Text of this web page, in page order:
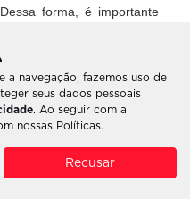
forma, é importante
pelos dados
forem adequados e
necessário para atingir
a navegação, fazemos uso de
seus dados pessoais
. Ao seguir com a
nossas Políticas.
Recusar